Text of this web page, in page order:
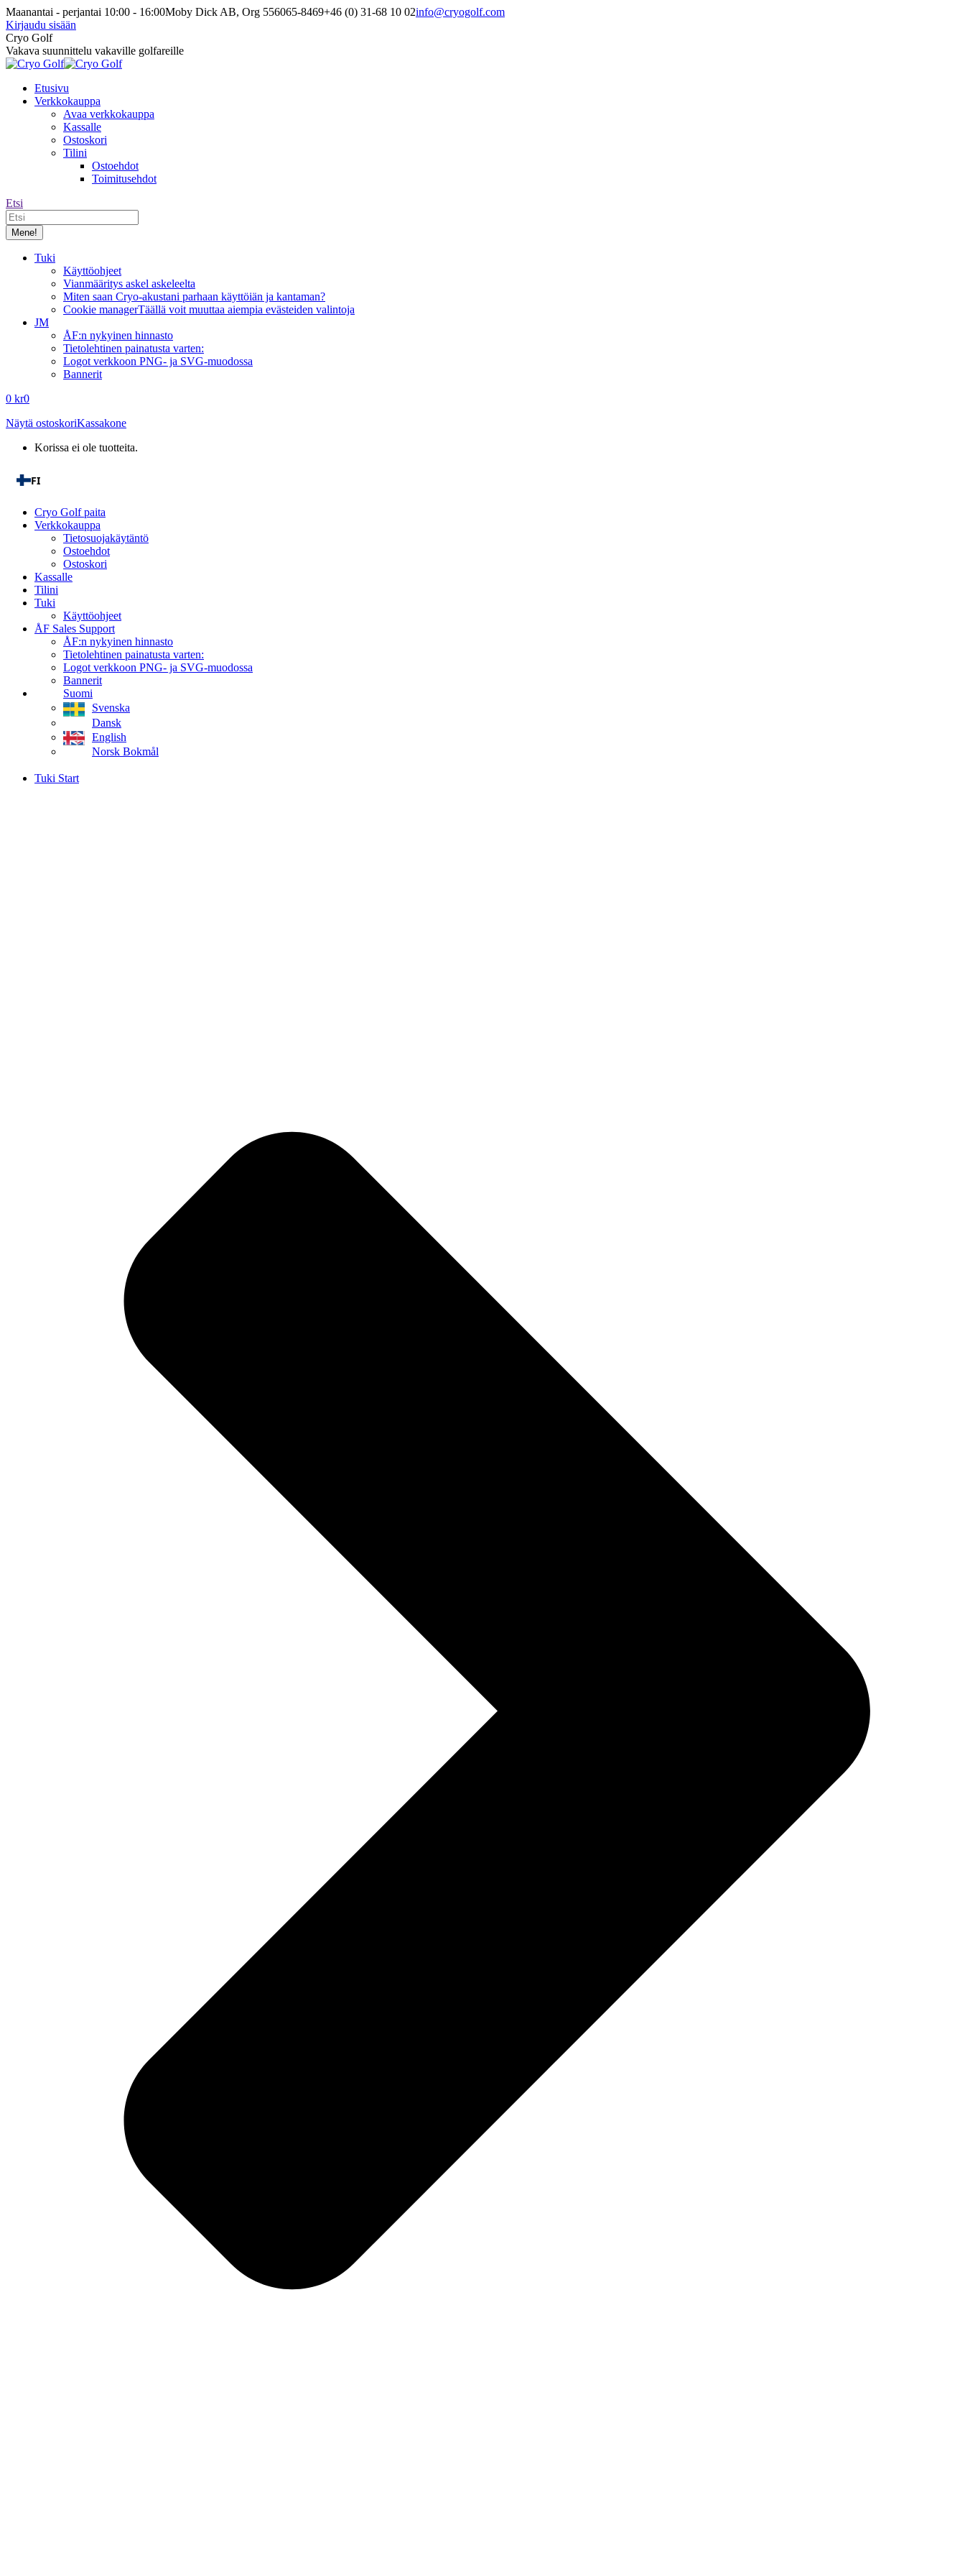
Siirry
sisältöön
Maanantai - perjantai 10:00 - 16:00Moby Dick AB, Org 556065-8469+46 (0) 31-68 10 02info@cryogolf.com
Kirjaudu sisään
Facebook-
sivu
avautuu
ikkunaan
Instagram-
sivu
avautuu
ikkunaan
Cryo Golf
Vakava suunnittelu vakaville golfareille
Etusivu
Verkkokauppa
Avaa verkkokauppa
Kassalle
Ostoskori
Tilini
Ostoehdot
Toimitusehdot
Etsi:
Etsi
Tuki
Käyttöohjeet
Vianmääritys askel askeleelta
Miten saan Cryo-akustani parhaan käyttöiän ja kantaman?
Cookie managerTäällä voit muuttaa aiempia evästeiden valintoja
JM
ÅF:n nykyinen hinnasto
Tietolehtinen painatusta varten:
Logot verkkoon PNG- ja SVG-muodossa
Bannerit
0 kr0
Näytä ostoskoriKassakone
Korissa ei ole tuotteita.
FI
Cryo Golf paita
Verkkokauppa
Tietosuojakäytäntö
Ostoehdot
Ostoskori
Kassalle
Tilini
Tuki
Käyttöohjeet
ÅF Sales Support
ÅF:n nykyinen hinnasto
Tietolehtinen painatusta varten:
Logot verkkoon PNG- ja SVG-muodossa
Bannerit
Suomi
Svenska
Dansk
English
Norsk Bokmål
Tuki Start